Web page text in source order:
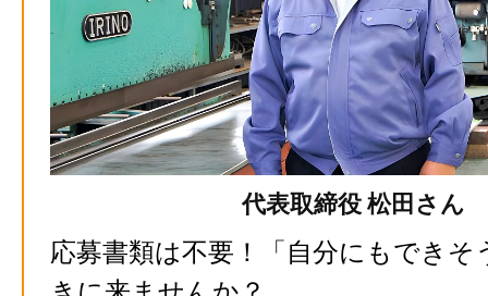
代表取締役 松田さん
応募書類は不要！「自分にもできそ